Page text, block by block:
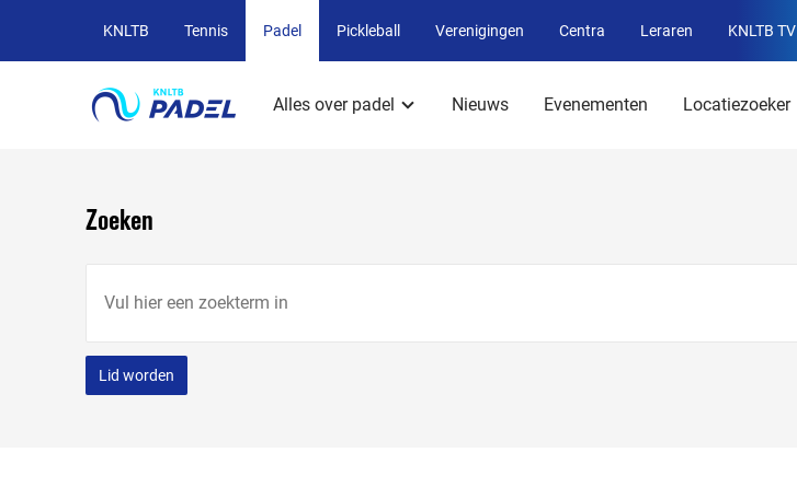
Overige
KNLTB
websites
KNLTB Tennis Padel Pickleball Verenigingen Centra Leraren KNLTB TV
Hoofdmenu
Alles over padel Nieuws Evenementen Locatiezoeker
Zoeken
hier
een
zoekterm
in
Lid worden